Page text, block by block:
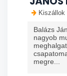
Kiszállok
Balázs
nagyob
megre...